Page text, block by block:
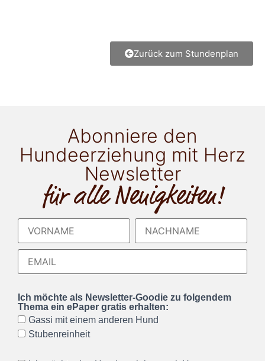
Zurück zum Stundenplan
Abonniere den
Hundeerziehung mit Herz
Newsletter
für alle Neuigkeiten!
Ich möchte als Newsletter-Goodie zu folgendem
Thema ein ePaper gratis erhalten:
Gassi mit einem anderen Hund
Stubenreinheit